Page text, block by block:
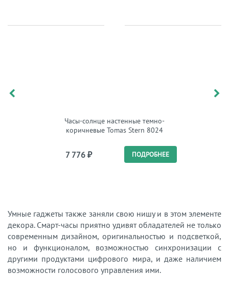
Часы-солнце настенные темно-
коричневые Tomas Stern 8024
7 776 ₽ ПОДРОБНЕЕ
Умные гаджеты также заняли свою нишу и в этом элементе
декора. Смарт-часы приятно удивят обладателей не только
современным дизайном, оригинальностью и подсветкой,
но и функционалом, возможностью синхронизации с
другими продуктами цифрового мира, и даже наличием
возможности голосового управления ими.